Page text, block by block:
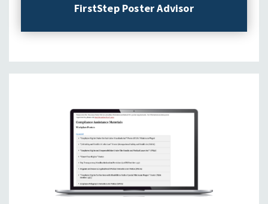
FirstStep Poster Advisor